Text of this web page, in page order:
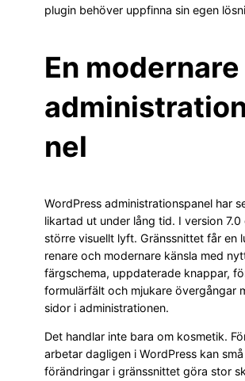
plugin behöver uppfinna sin egen
En modernare
nel
WordPress administrationspanel har
likartad ut under lång tid. I version
större visuellt lyft. Gränssnittet får en
renare och modernare känsla med
färgschema, uppdaterade knappar,
formulärfält och mjukare övergångar
sidor i administrationen.
Det handlar inte bara om kosmetik.
arbetar dagligen i WordPress kan små
förändringar i gränssnittet göra stor